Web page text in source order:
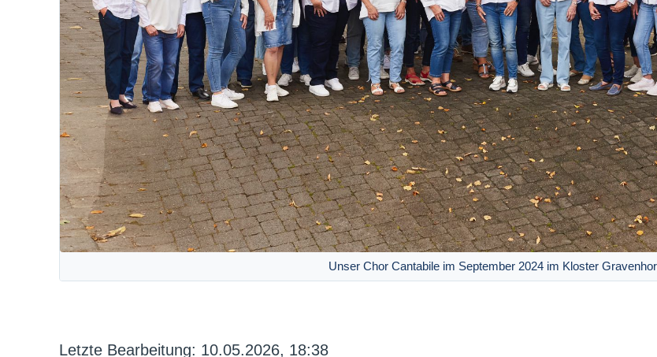
Unser Chor Cantabile im September 2024 im Kloster
Letzte Bearbeitung: 10.05.2026, 18:38